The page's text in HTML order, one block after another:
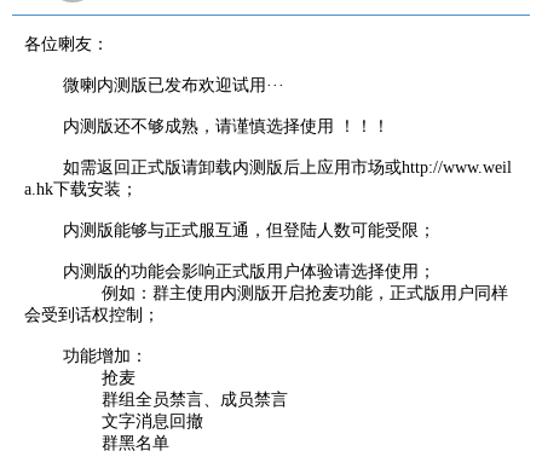
各位喇友：
微喇内测版已发布欢迎试用···
内测版还不够成熟，请谨慎选择使用 ！！！
如需返回正式版请卸载内测版后上应用市场或http://www.weil
a.hk下载安装；
内测版能够与正式服互通，但登陆人数可能受限；
内测版的功能会影响正式版用户体验请选择使用；
例如：群主使用内测版开启抢麦功能，正式版用户同样
会受到话权控制；
功能增加：
抢麦
群组全员禁言、成员禁言
文字消息回撤
群黑名单